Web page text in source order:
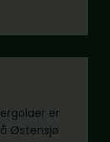
er
Østensjø